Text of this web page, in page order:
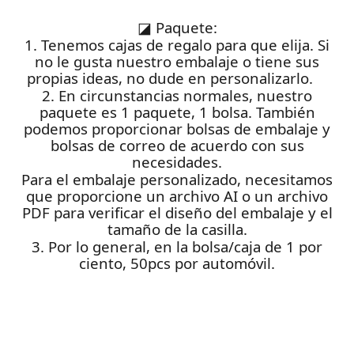
◪ Paquete:
1. Tenemos cajas de regalo para que elija. Si
no le gusta nuestro embalaje o tiene sus
propias ideas, no dude en personalizarlo.
2. En circunstancias normales, nuestro
paquete es 1 paquete, 1 bolsa. También
podemos proporcionar bolsas de embalaje y
bolsas de correo de acuerdo con sus
necesidades.
Para el embalaje personalizado, necesitamos
que proporcione un archivo AI o un archivo
PDF para verificar el diseño del embalaje y el
tamaño de la casilla.
3. Por lo general, en la bolsa/caja de 1 por
ciento, 50pcs por automóvil.